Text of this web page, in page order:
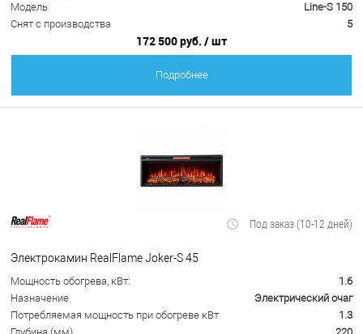
Модель
Line-S 150
Снят с производства
5
172 500 руб. / шт
Подробнее
Под заказ (10-12 дней)
Электрокамин RealFlame Joker-S 45
Мощность обогрева, кВт:
1.6
Назначение
Электрический очаг
Потребляемая мощность при обогреве кВт
1.3